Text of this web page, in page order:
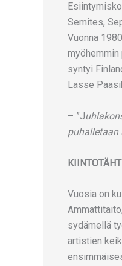
Semites,
Vuonna
syntyi
Lasse
– ”J
puhalletaan
Vuosia on
sydämellä
artistien